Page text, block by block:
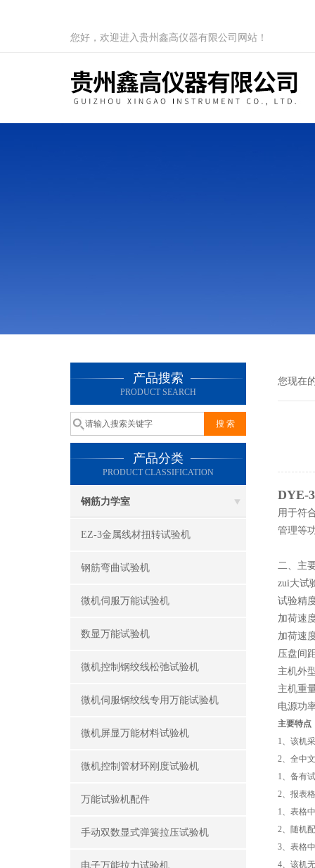
您好，欢迎进入贵州鑫高仪器有限公司网站！
产品搜索
PRODUCT SEARCH
产品分类
PRODUCT CLASSIFICATION
钢筋力学室
EZ-3金属线材扭转试验机
钢筋弯曲试验机
微机伺服万能试验机
数显万能试验机
微机控制钢绞线松弛试验机
微机伺服钢绞线专用万能试验机
微机屏显万能材料试验机
微机控制管材环刚度试验机
万能试验机配件
手动双数显式弹簧拉压试验机
电子万能拉力试验机
您现在
DYE-
用于符
管理等
二、主
zui大试
试验精
加荷速
加荷速
压盘间
主机外
主机重
电源功
主要特点
1、该机
2、全中
1、备有
2、报表
1、表格
2、随机
3、表格
4、该机